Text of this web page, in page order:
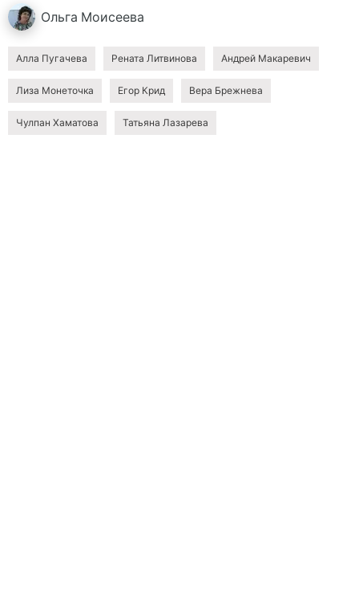
Ольга Моисеева
Алла Пугачева Рената Литвинова Андрей Макаревич
Лиза Монеточка Егор Крид Вера Брежнева
Чулпан Хаматова Татьяна Лазарева